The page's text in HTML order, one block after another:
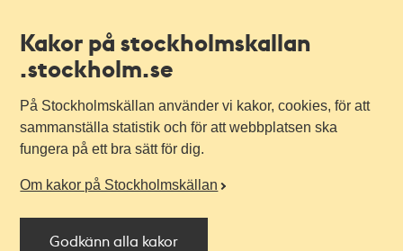
Kakor på stockholmskallan
.stockholm.se
På Stockholmskällan använder vi kakor, cookies, för att
sammanställa statistik och för att webbplatsen ska
fungera på ett bra sätt för dig.
Om kakor på Stockholmskällan
Godkänn alla kakor